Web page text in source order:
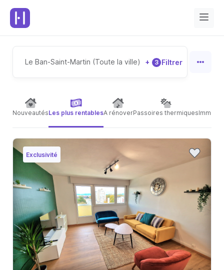
Le Ban-Saint-Martin (Toute la ville) + 3 Filtrer
NouveautésLes plus rentablesA rénoverPassoires thermiques
Exclusivité